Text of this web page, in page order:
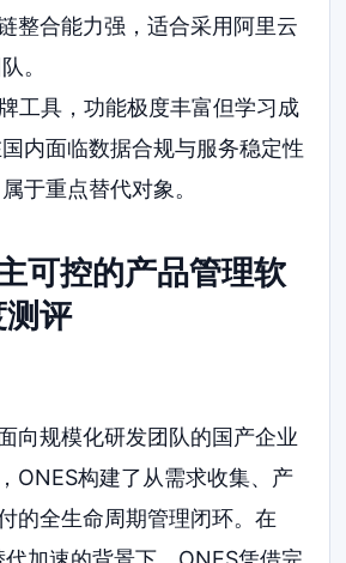
整合能力强，适合采用阿里云
。
工具，功能极度丰富但学习成
内面临数据合规与服务稳定性
于重点替代对象。
可控的产品管理软
评
向规模化研发团队的国产企业
ONES构建了从需求收集、产
的全生命周期管理闭环。在